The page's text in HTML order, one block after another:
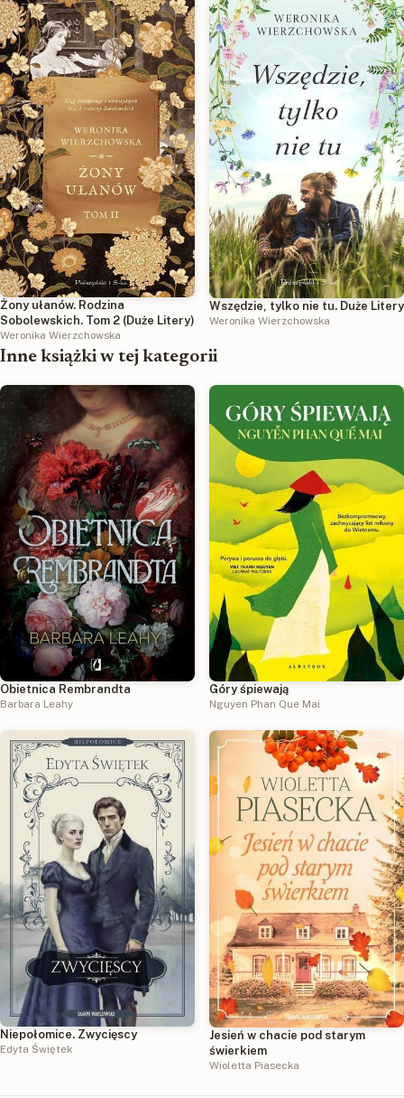
Żony ułanów. Rodzina
Sobolewskich. Tom 2 (Duże Litery)
Weronika Wierzchowska
Wszędzie, tylko nie tu. Duże Litery
Weronika Wierzchowska
Inne książki w tej kategorii
Obietnica Rembrandta
Barbara Leahy
Góry śpiewają
Nguyen Phan Que Mai
Niepołomice. Zwycięscy
Edyta Świętek
Jesień w chacie pod starym
świerkiem
Wioletta Piasecka